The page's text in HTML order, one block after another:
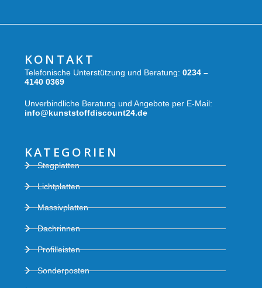
KONTAKT
Telefonische Unterstützung und Beratung: 0234 –
4140 0369
Unverbindliche Beratung und Angebote per E-Mail:
info@kunststoffdiscount24.de
KATEGORIEN
Stegplatten
Lichtplatten
Massivplatten
Dachrinnen
Profilleisten
Sonderposten